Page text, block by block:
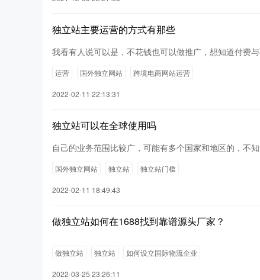
独立站主要运营的方式有那些
我看有人说可以是，不花钱也可以做推广，想知道付费
运营 国外独立网站 跨境电商网站运营
2022-02-11 22:13:31
独立站可以在全球使用吗
自己的业务范围比较广，可能有多个国家和地区的，不
国外独立网站 独立站 独立站门槛
2022-02-11 18:49:43
做独立站如何在1688找到靠谱源头厂家？
做独立站 独立站 如何设立国际物流企业
2022-03-25 23:26:11